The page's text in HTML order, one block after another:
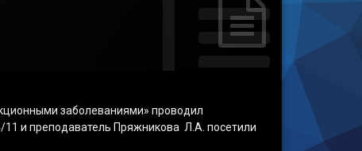
заболеваниями» проводил
и преподаватель Пряжникова Л.А. посетили